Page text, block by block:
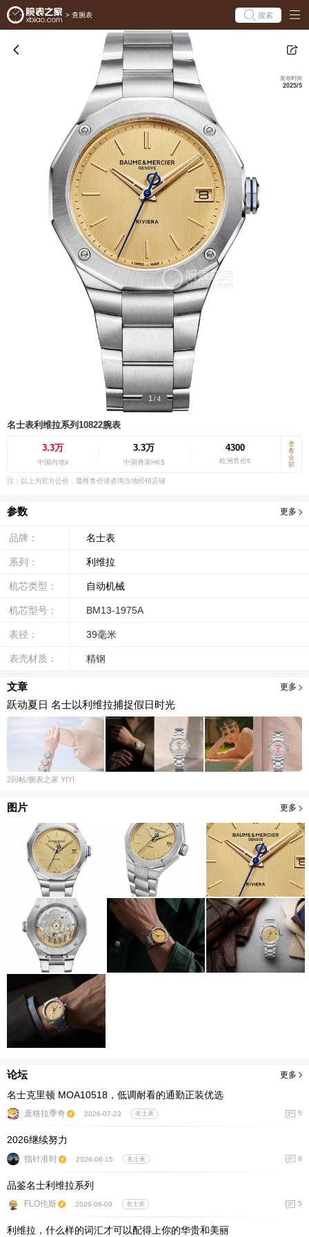
> 查腕表 搜索
1 / 4
发布时间
2025/5
名士表利维拉系列10822腕表
3.3万
中国内地¥
3.3万
中国香港HK$
4300
欧洲售价€
查
看
全
部
注：以上为官方公价，最终售价请咨询当地经销店铺
参数 更多
品牌： 名士表
系列： 利维拉
机芯类型： 自动机械
机芯型号： BM13-1975A
表径： 39毫米
表壳材质： 精钢
文章 更多
跃动夏日 名士以利维拉捕捉假日时光
2回帖/腕表之家 YIYI
图片 更多
论坛 更多
名士克里顿 MOA10518，低调耐看的通勤正装优选
庞格拉季奇 2026-07-23 名士表 5
2026继续努力
指针准时 2026-06-15 名士表 8
品鉴名士利维拉系列
FLO伦斯 2026-06-09 名士表 5
利维拉，什么样的词汇才可以配得上你的华贵和美丽